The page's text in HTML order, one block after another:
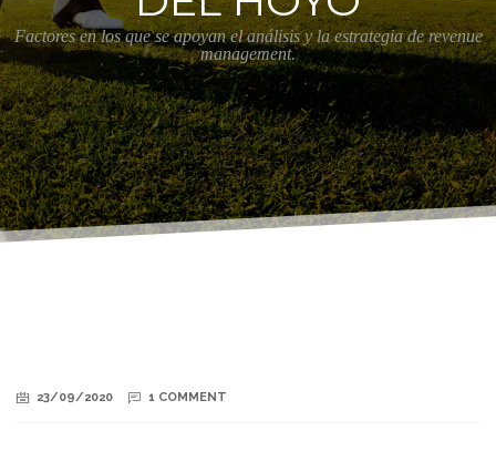
Factores en los que se apoyan el análisis y la estrategia de revenue
management.
23/09/2020 1 COMMENT